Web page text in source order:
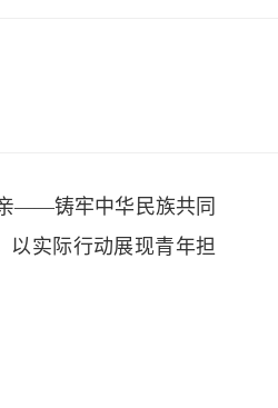
——铸牢中华民族共同
以实际行动展现青年担